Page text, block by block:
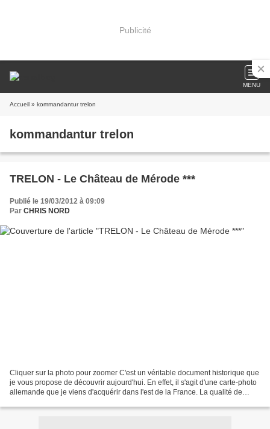
Publicité
MENU
Accueil » kommandantur trelon
kommandantur trelon
TRELON - Le Château de Mérode ***
Publié le 19/03/2012 à 09:09
Par CHRIS NORD
Cliquer sur la photo pour zoomer C'est un véritable document historique que
je vous propose de découvrir aujourd'hui. En effet, il s'agit d'une carte-photo
allemande que je viens d'acquérir dans l'est de la France. La qualité de